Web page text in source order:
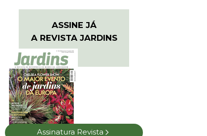
ASSINE JÁ
A REVISTA JARDINS
Assinatura Revista